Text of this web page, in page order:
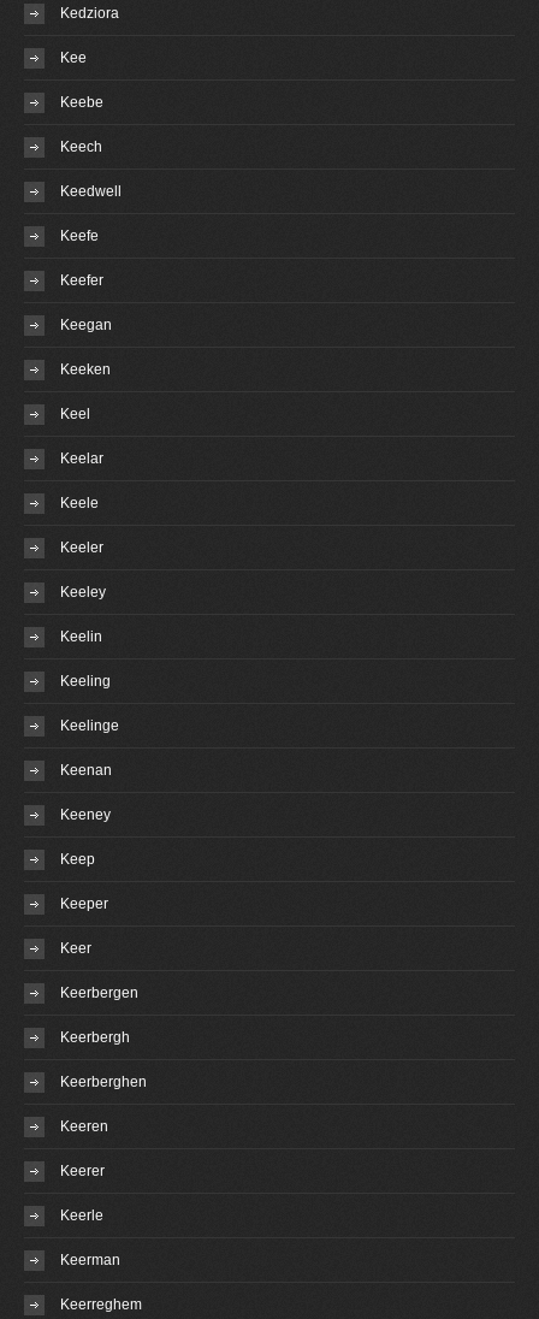
Kedziora
Kee
Keebe
Keech
Keedwell
Keefe
Keefer
Keegan
Keeken
Keel
Keelar
Keele
Keeler
Keeley
Keelin
Keeling
Keelinge
Keenan
Keeney
Keep
Keeper
Keer
Keerbergen
Keerbergh
Keerberghen
Keeren
Keerer
Keerle
Keerman
Keerreghem